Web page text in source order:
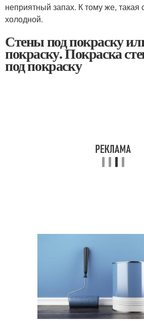
неприятный запах. К тому же, такая
холодной.
Стены под покраску
покраску. Покраска
под покраску